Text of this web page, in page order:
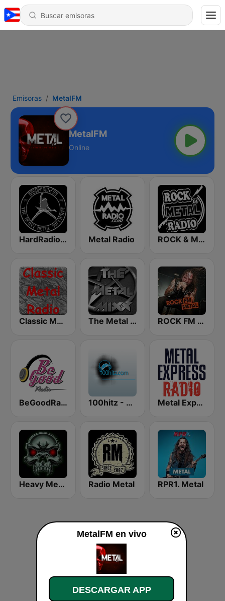
Emisoras MetalFM
MetalFM
Online
HardRadio.com Metal Radio ROCK & METAL
Classic Metal Radio The Metal MIXX ROCK FM METAL
BeGoodRadio - 80s Metal 100hitz - Metal Metal Express
Heavy Metal Radio Radio Metal RPR1. Metal
MetalFM en vivo
DESCARGAR APP